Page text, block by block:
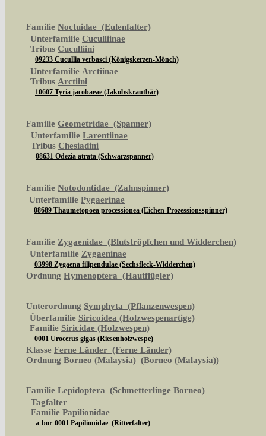
Familie Noctuidae (Eulenfalter)
Unterfamilie Cuculliinae
Tribus Cuculliini
09233 Cucullia verbasci (Königskerzen-Mönch)
Unterfamilie Arctiinae
Tribus Arctiini
10607 Tyria jacobaeae (Jakobskrautbär)
Familie Geometridae (Spanner)
Unterfamilie Larentiinae
Tribus Chesiadini
08631 Odezia atrata (Schwarzspanner)
Familie Notodontidae (Zahnspinner)
Unterfamilie Pygaerinae
08689 Thaumetopoea processionea (Eichen-Prozessionsspinner)
Familie Zygaenidae (Blutströpfchen und Widderchen)
Unterfamilie Zygaeninae
03998 Zygaena filipendulae (Sechsfleck-Widderchen)
Ordnung Hymenoptera (Hautflügler)
Unterordnung Symphyta (Pflanzenwespen)
Überfamilie Siricoidea (Holzwespenartige)
Familie Siricidae (Holzwespen)
0001 Urocerus gigas (Riesenholzwespe)
Klasse Ferne Länder (Ferne Länder)
Ordnung Borneo (Malaysia) (Borneo (Malaysia))
Familie Lepidoptera (Schmetterlinge Borneo)
Tagfalter
Familie Papilionidae
a-bor-0001 Papilionidae (Ritterfalter)